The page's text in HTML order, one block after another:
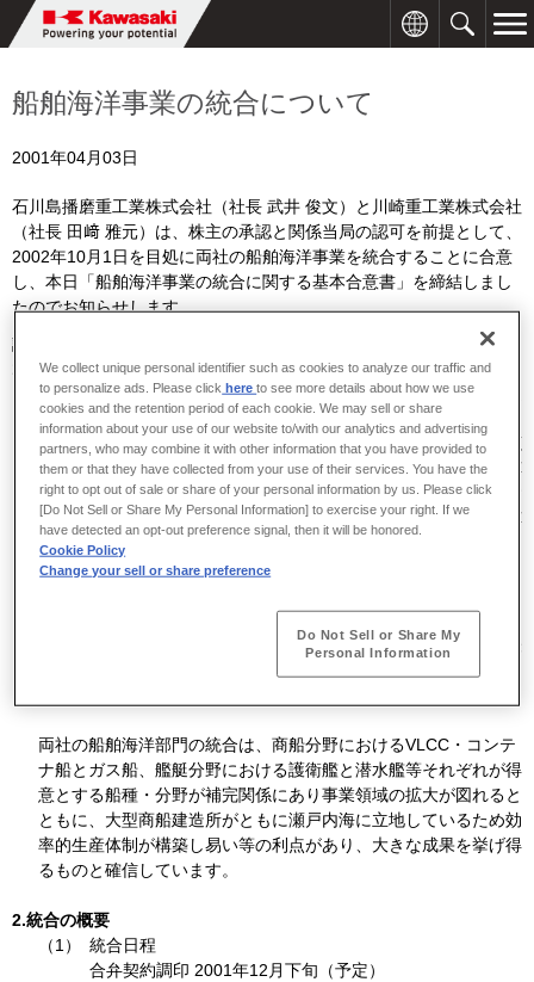
船舶海洋事業の統合について
2001年04月03日
石川島播磨重工業株式会社（社長 武井 俊文）と川崎重工業株式会社
（社長 田﨑 雅元）は、株主の承認と関係当局の認可を前提として、
2002年10月1日を目処に両社の船舶海洋事業を統合することに合意
し、本日「船舶海洋事業の統合に関する基本合意書」を締結しまし
たのでお知らせします。
記
1.統合の目的
我が国の船舶海洋事業は、新造商船の国際市場における供給力過
剰、円に対するウォン安等により厳しい経営環境下にあります。
一方で、船舶海洋部門は、地球規模の物流の高度化、海洋の資源
と空間の活用、地球環境の保護、国の安全等の社会的ニーズに応
えるべき使命を有しており、顧客や社会の多様なニーズを満たす
高品質の製品やサービスを提供し続けるためには、これらに対応
できる事業規模と技術開発力、人材の確保が不可欠です。
おいて確固たる役割を果たしつつ一層の発展を遂げていくために
は、それぞれの船舶海洋部門を統合し、人材・技術・設備等の経
両社の船舶海洋部門の統合は、商船分野におけるVLCC・コンテ
ナ船とガス船、艦艇分野における護衛艦と潜水艦等それぞれが得
意とする船種・分野が補完関係にあり事業領域の拡大が図れると
ともに、大型商船建造所がともに瀬戸内海に立地しているため効
率的生産体制が構築し易い等の利点があり、大きな成果を挙げ得
るものと確信しています。
2.統合の概要
（1）
統合日程
合弁契約調印 2001年12月下旬（予定）
We collect unique personal identifier such as cookies to analyze our traffic and
to personalize ads. Please click hereto see more details about how we use
cookies and the retention period of each cookie. We may sell or share
information about your use of our website to/with our analytics and advertising
partners, who may combine it with other information that you have provided to
them or that they have collected from your use of their services. You have the
right to opt out of sale or share of your personal information by us. Please click
[Do Not Sell or Share My Personal Information] to exercise your right. If we
have detected an opt-out preference signal, then it will be honored.
Cookie Policy
Change your sell or share preference
Do Not Sell or Share My
Personal Information